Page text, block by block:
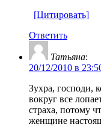
[Цитировать]
Ответить
Татьяна:
20/12/2010 в
Зухра, господи,
вокруг все
страха, потому
женщине